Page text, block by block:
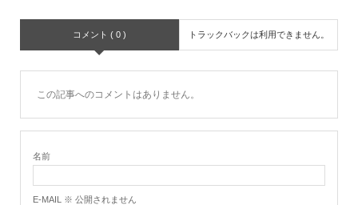
コメント ( 0 ) トラックバックは利用できません。
この記事へのコメントはありません。
名前
E-MAIL ※ 公開されません